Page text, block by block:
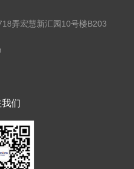
弄宏慧新汇园10号楼B203
们